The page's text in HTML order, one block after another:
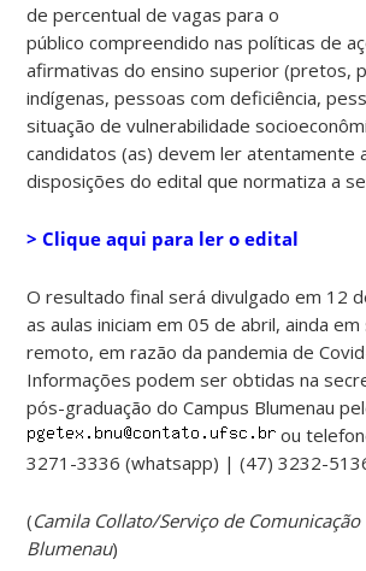
de percentual de vagas para o
público compreendido nas políticas de
afirmativas do ensino superior (pretos,
indígenas, pessoas com deficiência,
situação de vulnerabilidade
candidatos (as) devem ler atentamente
disposições do edital que normatiza a
> Clique aqui para ler o edital
O resultado final será divulgado em 12
as aulas iniciam em 05 de abril, ainda
remoto, em razão da pandemia de
Informações podem ser obtidas na
pós-graduação do Campus Blumenau
ou
3271-3336 (whatsapp) | (47) 3232-
(Camila Collato/Serviço de Comunicação
Blumenau)